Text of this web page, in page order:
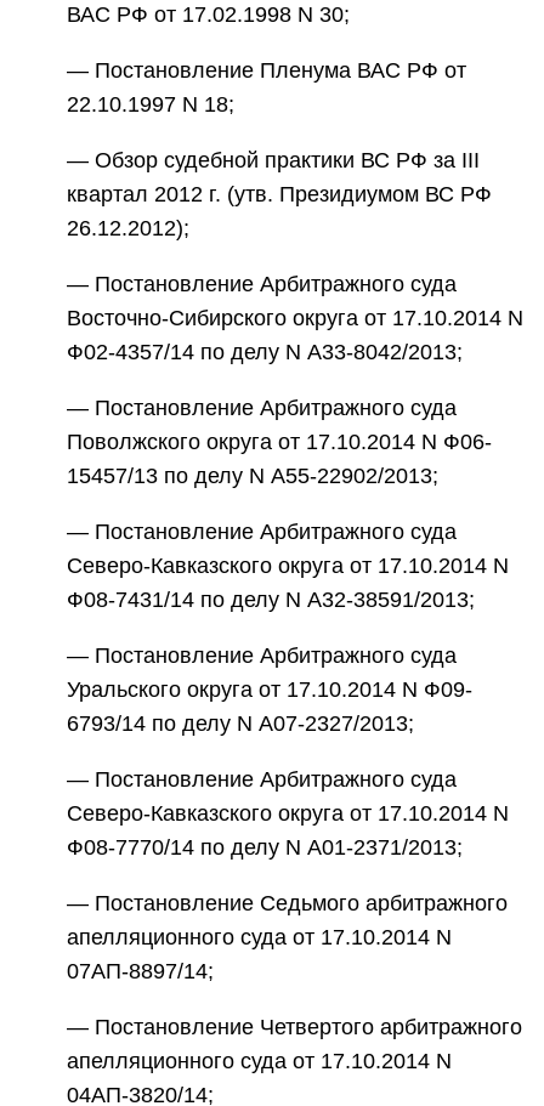
ВАС РФ от 17.02.1998 N 30;
— Постановление Пленума ВАС РФ от
22.10.1997 N 18;
— Обзор судебной практики ВС РФ за III
квартал 2012 г. (утв. Президиумом ВС РФ
26.12.2012);
— Постановление Арбитражного суда
Восточно-Сибирского округа от 17.10.2014 N
Ф02-4357/14 по делу N А33-8042/2013;
— Постановление Арбитражного суда
Поволжского округа от 17.10.2014 N Ф06-
15457/13 по делу N А55-22902/2013;
— Постановление Арбитражного суда
Северо-Кавказского округа от 17.10.2014 N
Ф08-7431/14 по делу N А32-38591/2013;
— Постановление Арбитражного суда
Уральского округа от 17.10.2014 N Ф09-
6793/14 по делу N А07-2327/2013;
— Постановление Арбитражного суда
Северо-Кавказского округа от 17.10.2014 N
Ф08-7770/14 по делу N А01-2371/2013;
— Постановление Седьмого арбитражного
апелляционного суда от 17.10.2014 N
07АП-8897/14;
— Постановление Четвертого арбитражного
апелляционного суда от 17.10.2014 N
04АП-3820/14;